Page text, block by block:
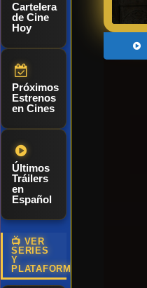
Cartelera
de Cine
Hoy
Próximos
Estrenos
en Cines
Últimos
Tráilers
en
Español
📺 VER
SERIES
Y
PLATAFORMAS